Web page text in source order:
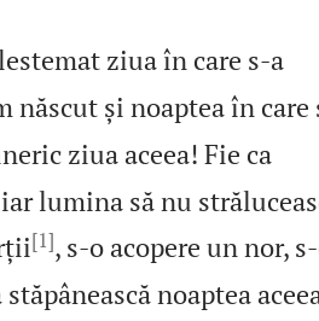
ziua în care s‑a
născut și noaptea în care
ziua aceea! Fie ca
lumina să nu
[1], s‑o acopere un nor,
noaptea